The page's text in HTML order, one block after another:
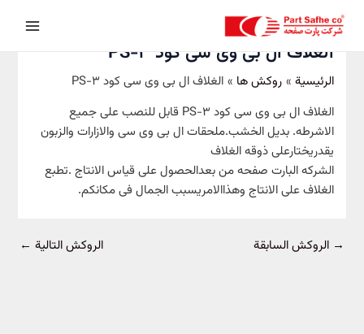
المحتوىالغلاف ال بی وی سی کود PS-3
الرئيسية روکش ها
الغلاف ال بی وی سی کود PS-3
الغلاف ال بی وی سی کود PS-3 قابل للنصب علی جمیع
الاشرطه. بدیل الخشب.ملحقات ال بی وی سی والازارات والزبون
یقدریختارعلی ذوقه الغلاف
الشرکه البارت صفحه من بعدالحصول علی قیاس الانتاج .تطبع
الغلاف علی الانتاج وهذاالامریسبب الجمال فی مکانکم.
navigation
→ الروکش السابقة الروکش التالية ←